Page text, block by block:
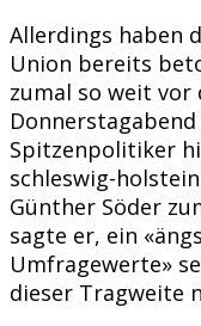
Allerdings haben
Union bereits
zumal so weit vor
Spitzenpolitiker
schleswig-
Günther Söder
sagte er, ein
Umfragewerte»
dieser Tragweite